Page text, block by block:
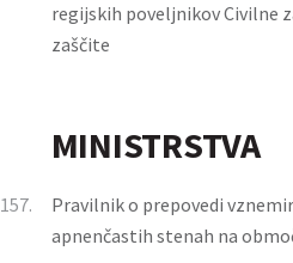
regijskih poveljnikov Civilne
zaščite
MINISTRSTVA
157.
Pravilnik o prepovedi
apnenčastih stenah na